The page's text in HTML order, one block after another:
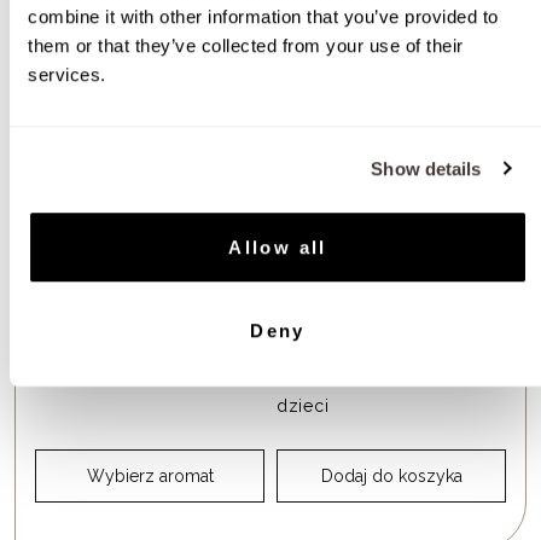
combine it with other information that you’ve provided to
them or that they’ve collected from your use of their
services.
Show details
Allow all
Deny
Wybierz aromat
(pastylki)
dzieci
Dodaj do koszyka